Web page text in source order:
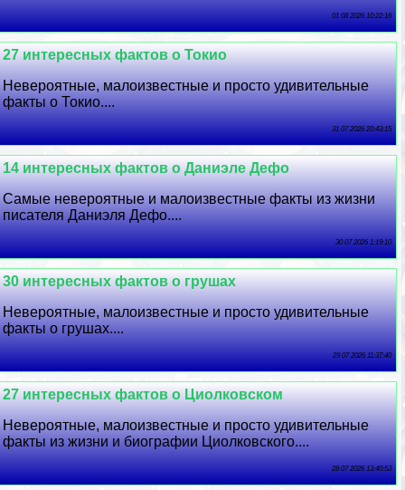
01 08 2026 10:22:16
27 интересных фактов о Токио
Невероятные, малоизвестные и просто удивительные
факты о Токио....
31 07 2026 20:43:15
14 интересных фактов о Даниэле Дефо
Самые невероятные и малоизвестные факты из жизни
писателя Даниэля Дефо....
30 07 2026 1:19:10
30 интересных фактов о грушах
Невероятные, малоизвестные и просто удивительные
факты о грушах....
29 07 2026 11:37:40
27 интересных фактов о Циолковском
Невероятные, малоизвестные и просто удивительные
факты из жизни и биографии Циолковского....
28 07 2026 13:40:53